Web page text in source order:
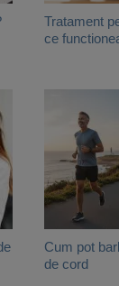
Tratament
ce
Cum pot
de cord